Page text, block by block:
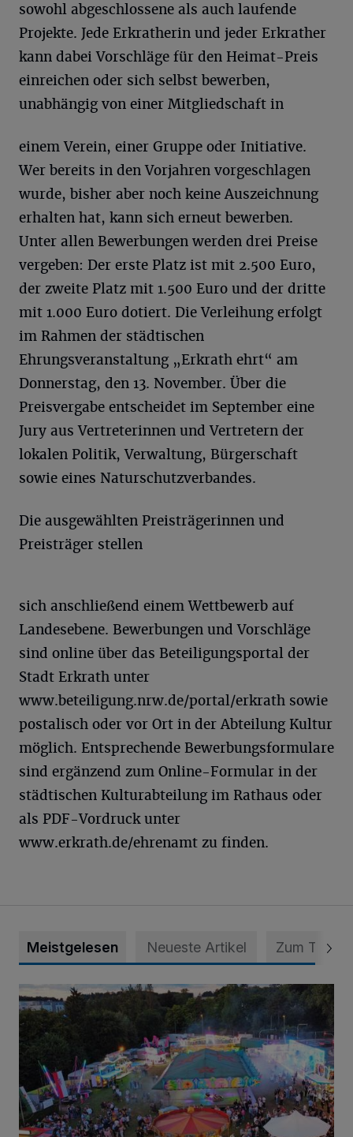
sowohl abgeschlossene als auch laufende
Projekte. Jede Erkratherin und jeder Erkrather
kann dabei Vorschläge für den Heimat-Preis
einreichen oder sich selbst bewerben,
unabhängig von einer Mitgliedschaft in
einem Verein, einer Gruppe oder Initiative.
Wer bereits in den Vorjahren vorgeschlagen
wurde, bisher aber noch keine Auszeichnung
erhalten hat, kann sich erneut bewerben.
Unter allen Bewerbungen werden drei Preise
vergeben: Der erste Platz ist mit 2.500 Euro,
der zweite Platz mit 1.500 Euro und der dritte
mit 1.000 Euro dotiert. Die Verleihung erfolgt
im Rahmen der städtischen
Ehrungsveranstaltung „Erkrath ehrt“ am
Donnerstag, den 13. November. Über die
Preisvergabe entscheidet im September eine
Jury aus Vertreterinnen und Vertretern der
lokalen Politik, Verwaltung, Bürgerschaft
sowie eines Naturschutzverbandes.
Die ausgewählten Preisträgerinnen und
Preisträger stellen
sich anschließend einem Wettbewerb auf
Landesebene. Bewerbungen und Vorschläge
sind online über das Beteiligungsportal der
Stadt Erkrath unter
www.beteiligung.nrw.de/portal/erkrath sowie
postalisch oder vor Ort in der Abteilung Kultur
möglich. Entsprechende Bewerbungsformulare
sind ergänzend zum Online-Formular in der
städtischen Kulturabteilung im Rathaus oder
als PDF-Vordruck unter
www.erkrath.de/ehrenamt zu finden.
Meistgelesen Neueste Artikel Zum Thema
Vier Tage mit vollem Programm